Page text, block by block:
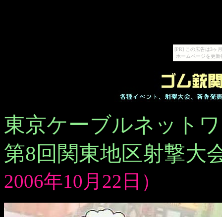
[PR] この広告は3ヶ
ホームページを更
東京ケーブルネット
第8回関東地区射撃大
2006年10月22日）